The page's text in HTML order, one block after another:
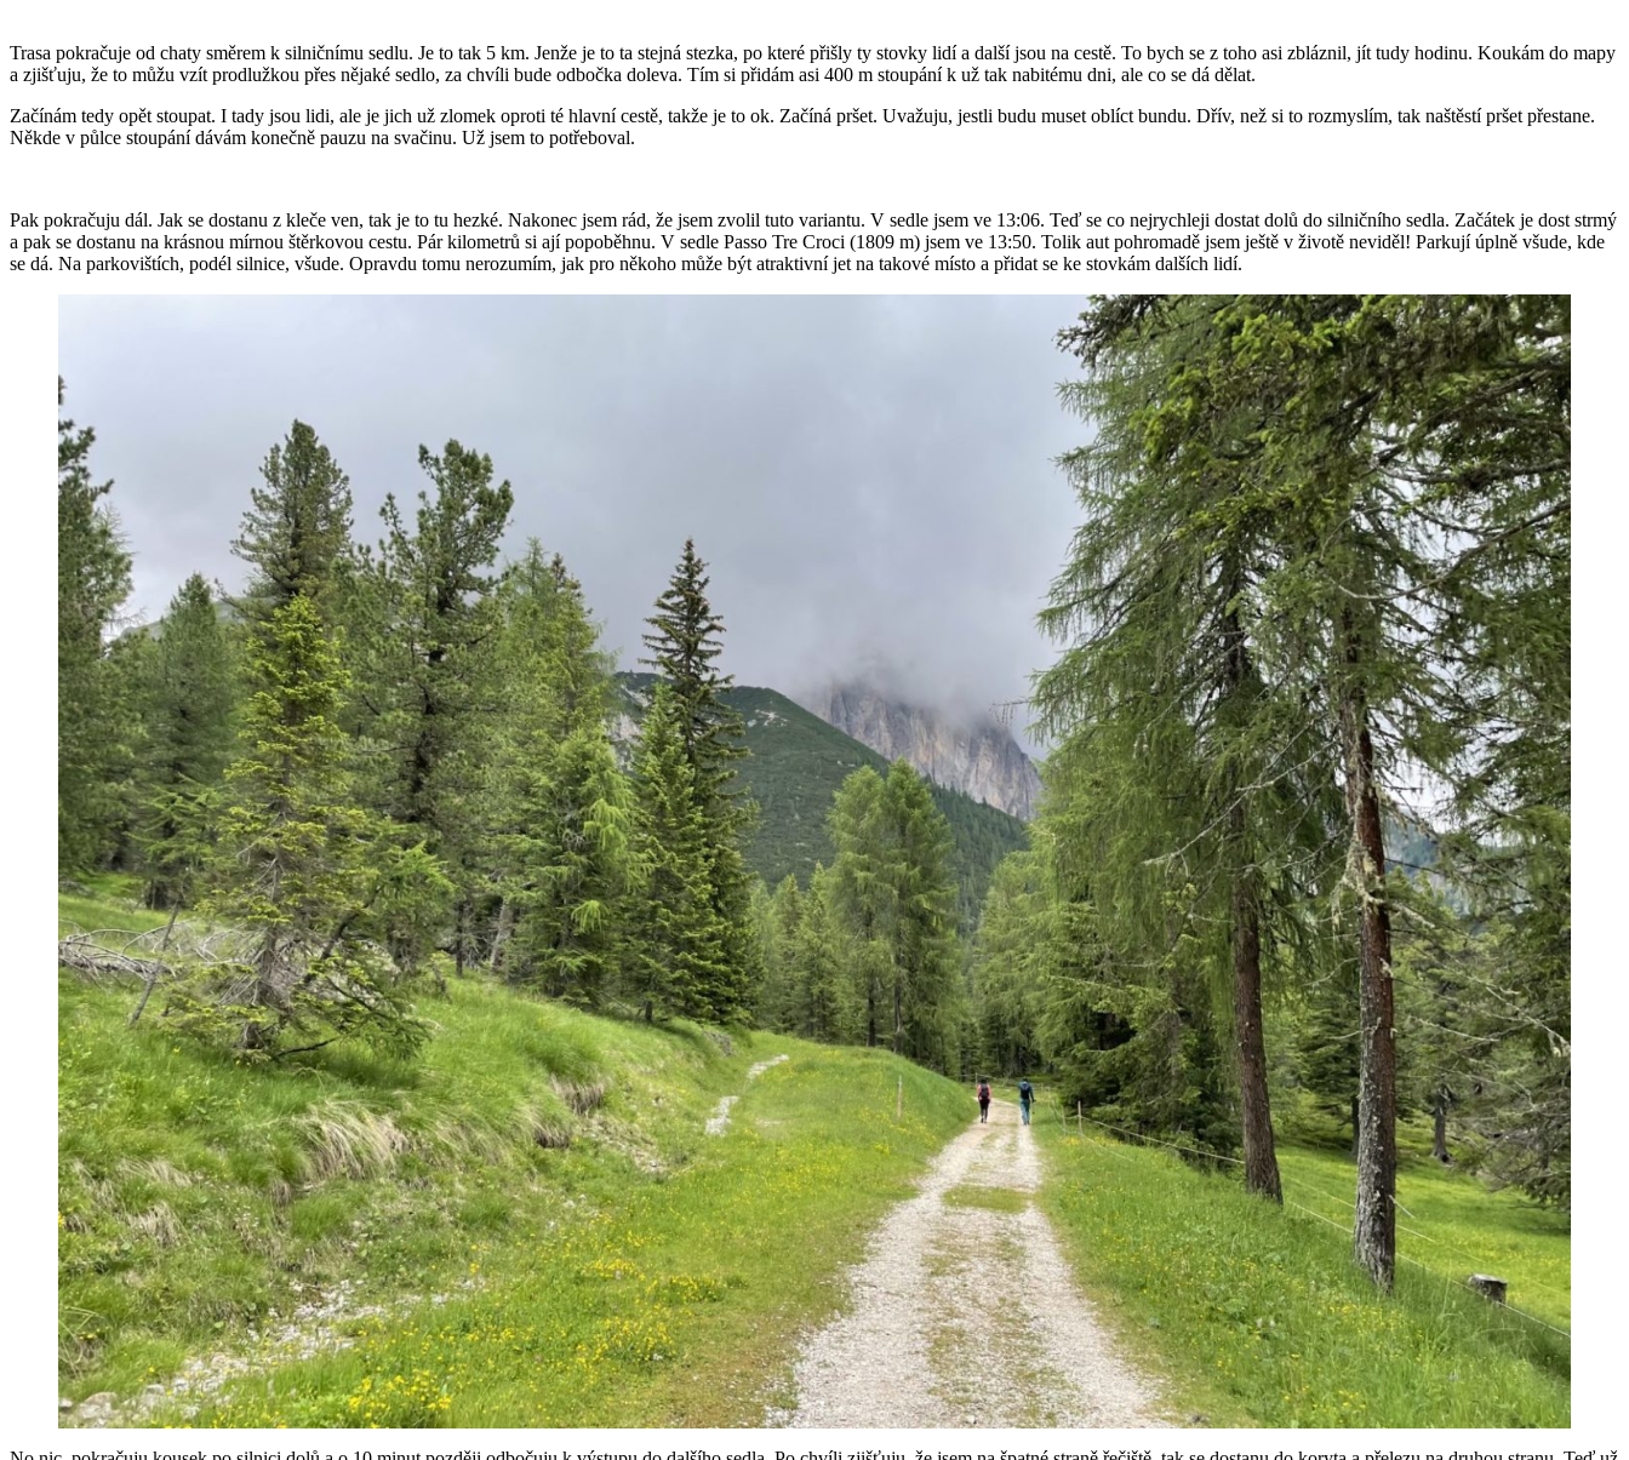
Trasa pokračuje od chaty směrem k silničnímu sedlu. Je to tak 5 km. Jenže je to ta stejná stezka, po které přišly ty stovky lidí a další jsou na cestě. To bych se z toho asi zbláznil, jít tudy hodinu. Koukám do mapy
a zjišťuju, že to můžu vzít prodlužkou přes nějaké sedlo, za chvíli bude odbočka doleva. Tím si přidám asi 400 m stoupání k už tak nabitému dni, ale co se dá dělat.
Začínám tedy opět stoupat. I tady jsou lidi, ale je jich už zlomek oproti té hlavní cestě, takže je to ok. Začíná pršet. Uvažuju, jestli budu muset oblíct bundu. Dřív, než si to rozmyslím, tak naštěstí pršet přestane.
Někde v půlce stoupání dávám konečně pauzu na svačinu. Už jsem to potřeboval.
Pak pokračuju dál. Jak se dostanu z kleče ven, tak je to tu hezké. Nakonec jsem rád, že jsem zvolil tuto variantu. V sedle jsem ve 13:06. Teď se co nejrychleji dostat dolů do silničního sedla. Začátek je dost strmý
a pak se dostanu na krásnou mírnou štěrkovou cestu. Pár kilometrů si ají popoběhnu. V sedle Passo Tre Croci (1809 m) jsem ve 13:50. Tolik aut pohromadě jsem ještě v životě neviděl! Parkují úplně všude, kde
se dá. Na parkovištích, podél silnice, všude. Opravdu tomu nerozumím, jak pro někoho může být atraktivní jet na takové místo a přidat se ke stovkám dalších lidí.